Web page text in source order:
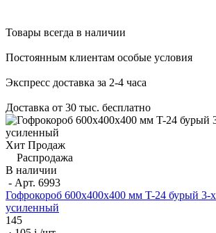
Товары всегда в наличии
Постоянным клиентам особые условия
Экспресс доставка за 2-4 часа
Доставка от 30 тыс. бесплатно
Хит Продаж
Распродажа
В наличии
- Арт. 6993
Гофрокороб 600x400x400 мм T-24 бурый 3-
усиленный
145